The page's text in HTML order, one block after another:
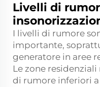
Livelli di
I livelli di rumore
importante,
generatore in aree
Le zone
di rumore inferiori